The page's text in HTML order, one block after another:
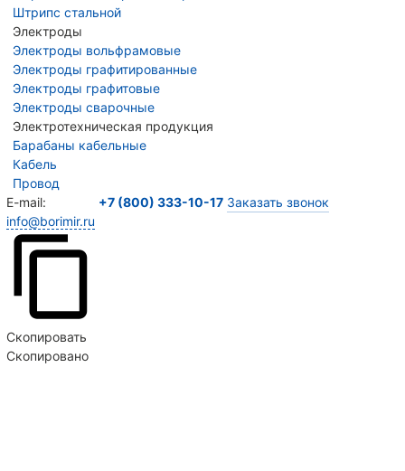
Штрипс стальной
Электроды
Электроды вольфрамовые
Электроды графитированные
Электроды графитовые
Электроды сварочные
Электротехническая продукция
Барабаны кабельные
Кабель
Провод
E-mail:
info@borimir.ru
Скопировать
Скопировано
+7 (800) 333-10-17 Заказать звонок
на использование сайтом Cookie и с